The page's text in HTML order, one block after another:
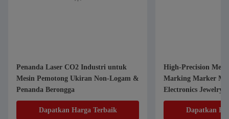
Penanda Laser CO2 Industri untuk
Mesin Pemotong Ukiran Non-Logam &
Penanda Berongga
Dapatkan Harga Terbaik
High-Precision
Marking Marker
Electronics Jewelry
Components
Dapatkan